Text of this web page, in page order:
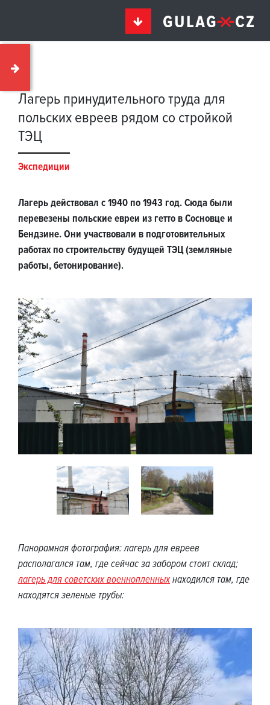
Лагерь принудительного труда для
польских евреев рядом со стройкой
ТЭЦ
Экспедиции
Лагерь действовал с 1940 по 1943 год. Сюда были
перевезены польские евреи из гетто в Сосновце и
Бендзине. Они участвовали в подготовительных
работах по строительству будущей ТЭЦ (земляные
работы, бетонирование).
Панорамная фотография: лагерь для евреев
располагался там, где сейчас за забором стоит склад;
лагерь для советских военнопленныхнаходился там, где
находятся зеленые трубы: